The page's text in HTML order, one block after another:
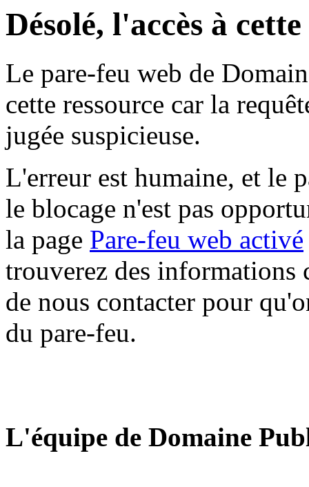
Désolé, l'accès à
Le pare-feu web de
cette ressource car la
jugée suspicieuse.
L'erreur est humaine, et le
le blocage n'est pas
la page Pare-feu web activé
trouverez des informations
de nous contacter pour
du pare-feu.
L'équipe de Domaine